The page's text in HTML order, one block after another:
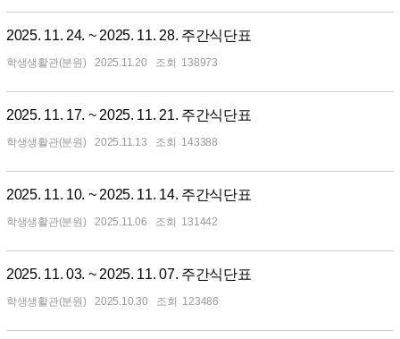
2025. 11. 24. ~ 2025. 11. 28. 주간식단표
학생생활관(분원) 2025.11.20 138973
2025. 11. 17. ~ 2025. 11. 21. 주간식단표
학생생활관(분원) 2025.11.13 143388
2025. 11. 10. ~ 2025. 11. 14. 주간식단표
학생생활관(분원) 2025.11.06 131442
2025. 11. 03. ~ 2025. 11. 07. 주간식단표
학생생활관(분원) 2025.10.30 123486